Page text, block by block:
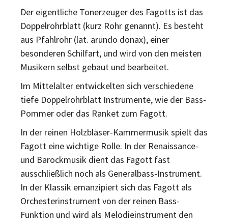
Der eigentliche Tonerzeuger des Fagotts ist das
Doppelrohrblatt (kurz Rohr genannt). Es besteht
aus Pfahlrohr (lat. arundo donax), einer
besonderen Schilfart, und wird von den meisten
Musikern selbst gebaut und bearbeitet.
Im Mittelalter entwickelten sich verschiedene
tiefe Doppelrohrblatt Instrumente, wie der Bass-
Pommer oder das Ranket zum Fagott.
In der reinen Holzbläser-Kammermusik spielt das
Fagott eine wichtige Rolle. In der Renaissance-
und Barockmusik dient das Fagott fast
ausschließlich noch als Generalbass-Instrument.
In der Klassik emanzipiert sich das Fagott als
Orchesterinstrument von der reinen Bass-
Funktion und wird als Melodieinstrument den